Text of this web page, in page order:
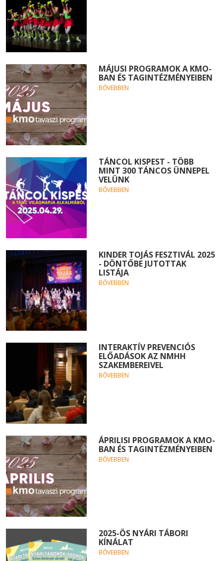
MÁJUSI PROGRAMOK A KMO-
BAN ÉS TAGINTÉZMÉNYEIBEN
BŐVEBBEN
TÁNCOL KISPEST - TÖBB
MINT 300 TÁNCOS ÜNNEPEL
VELÜNK
BŐVEBBEN
KINDER TOJÁS FESZTIVÁL 2025
- DÖNTŐBE JUTOTTAK
LISTÁJA
BŐVEBBEN
INTERAKTÍV PREVENCIÓS
ELŐADÁSOK AZ NMHH
SZAKEMBEREIVEL
BŐVEBBEN
ÁPRILISI PROGRAMOK A KMO-
BAN ÉS TAGINTÉZMÉNYEIBEN
BŐVEBBEN
2025-ÖS NYÁRI TÁBORI
KÍNÁLAT
BŐVEBBEN